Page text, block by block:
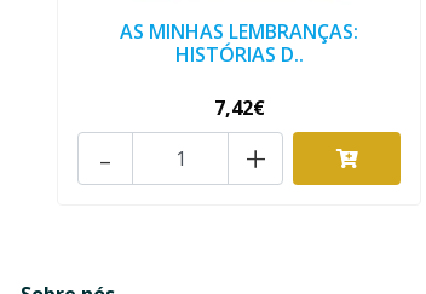
AS MINHAS LEMBRANÇAS:
HISTÓRIAS D..
7,42€
+
-